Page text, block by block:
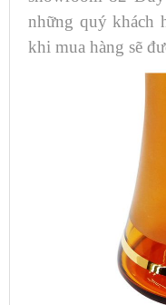
những quý khách
khi mua hàng sẽ